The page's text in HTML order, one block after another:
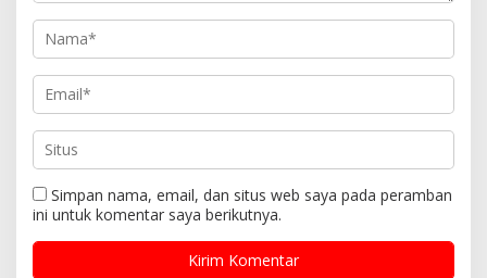
Simpan nama, email, dan situs web saya pada peramban
ini untuk komentar saya berikutnya.